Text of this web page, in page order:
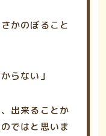
かのぼること
らない」
出来ることか
ではと思いま